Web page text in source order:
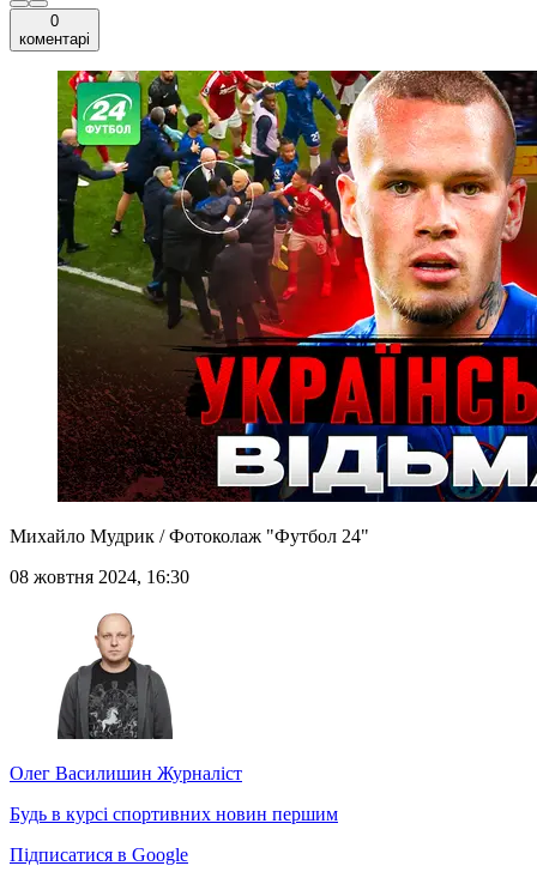
0
коментарі
Михайло Мудрик / Фотоколаж "Футбол 24"
08 жовтня 2024, 16:30
Олег Василишин Журналіст
Будь в курсі спортивних новин першим
Підписатися в Google